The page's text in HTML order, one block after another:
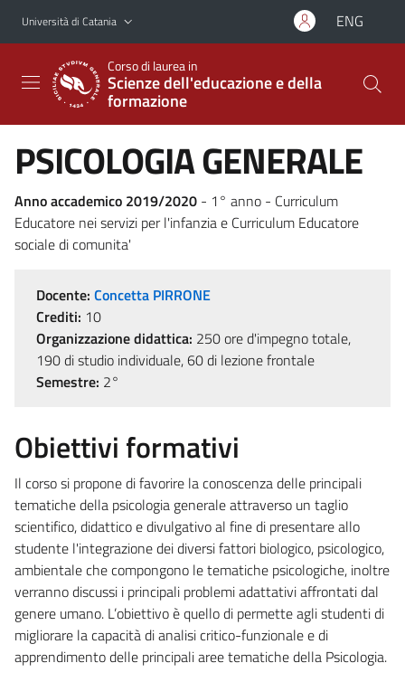
Vai al contenuto principale
Vai al menu di navigazione
Università di Catania ENG
Corso di laurea in
Scienze dell'educazione e della
formazione
PSICOLOGIA GENERALE
Anno accademico 2019/2020 - 1° anno - Curriculum
Educatore nei servizi per l'infanzia e Curriculum Educatore
sociale di comunita'
Docente: Concetta PIRRONE
Crediti: 10
Organizzazione didattica: 250 ore d'impegno totale,
190 di studio individuale, 60 di lezione frontale
Semestre: 2°
Obiettivi formativi
Il corso si propone di favorire la conoscenza delle principali
tematiche della psicologia generale attraverso un taglio
scientifico, didattico e divulgativo al fine di presentare allo
studente l'integrazione dei diversi fattori biologico, psicologico,
ambientale che compongono le tematiche psicologiche, inoltre
verranno discussi i principali problemi adattativi affrontati dal
genere umano. L’obiettivo è quello di permette agli studenti di
migliorare la capacità di analisi critico-funzionale e di
apprendimento delle principali aree tematiche della Psicologia.